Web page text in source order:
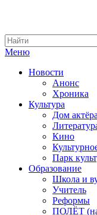
Меню
Новости
Анонс
Хроника
Культура
Дом
Кино
Парк
Образование
Школа и
Учитель
Реформы
ПОЛЁТ